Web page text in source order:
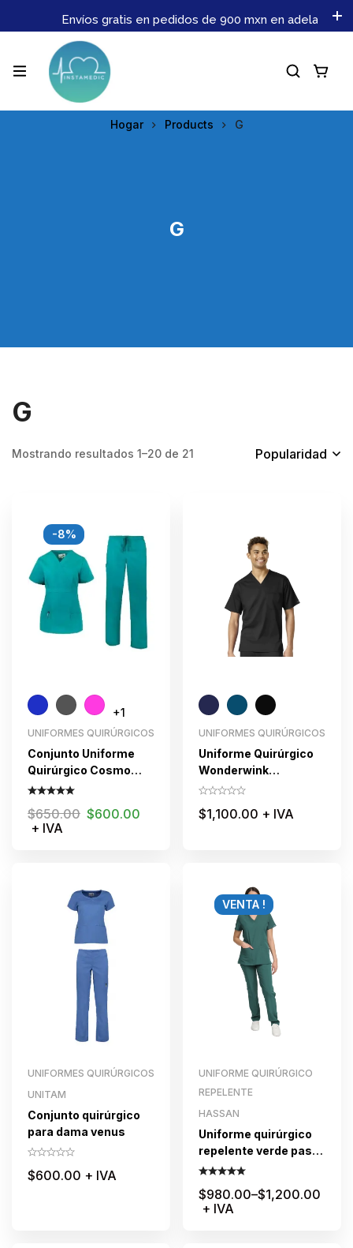
Envíos gratis en pedidos de 900 mxn en adelante. No
Hogar Products G
G
G
Mostrando resultados 1–20 de 21 Popularidad
-8%
+1
UNIFORMES QUIRÚRGICOS
Conjunto Uniforme
Quirúrgico Cosmo
dama
$650.00 $600.00
+ IVA
UNIFORMES QUIRÚRGICOS
Uniforme Quirúrgico
Wonderwink
Caballero
$1,100.00 + IVA
UNIFORMES QUIRÚRGICOS
UNITAM
Conjunto quirúrgico
para dama venus
$600.00 + IVA
VENTA !
UNIFORME QUIRÚRGICO
REPELENTE
HASSAN
Uniforme quirúrgico
repelente verde pasto
para dama
$980.00–$1,200.00
+ IVA